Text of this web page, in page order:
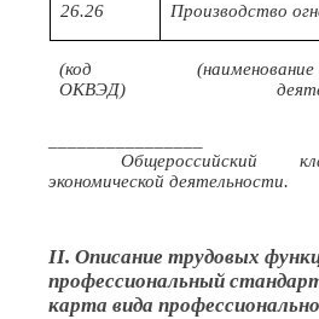
26.26 Производство
(код
ОКВЭД)
(наименование
Общероссийский
экономической деятельности.
II. Описание трудовых
профессиональный
карта вида